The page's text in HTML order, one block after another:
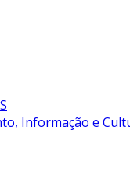
Informação e